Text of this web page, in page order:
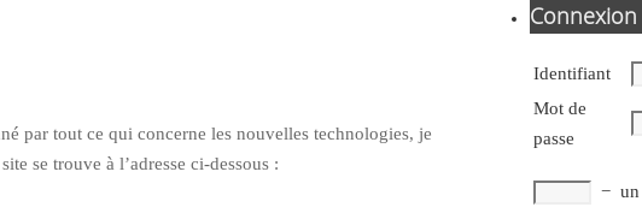
par tout ce qui concerne les nouvelles technologies, je
se trouve à l’adresse ci-dessous :
Connexion
Identifiant
Mot de
passe
− un